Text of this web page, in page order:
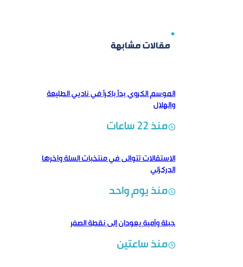
مقالات مشابهة
الموسم الكروي بدأ باكراً في ناديي الطليعة
والهلال
منذ 22 ساعات
الاستقالات تتوالى في منتخبات السلة وآخرها
الدركزلي
منذ يوم واحد
جبلة وأمية يعودان إلى نقطة الصفر
منذ ساعتين